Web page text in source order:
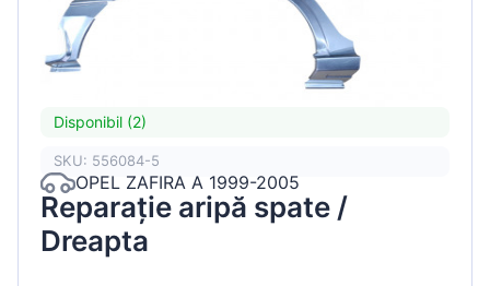
Disponibil (2)
SKU: 556084-5
OPEL ZAFIRA A 1999-2005
Reparație aripă spate /
Dreapta